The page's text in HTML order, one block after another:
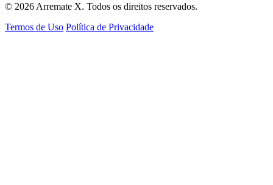
© 2026 Arremate X. Todos os direitos reservados.
Termos de Uso Política de Privacidade